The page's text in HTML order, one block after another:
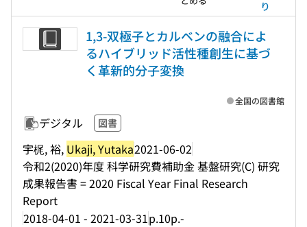
り
1,3-双極子とカルベンの融合によ
るハイブリッド活性種創生に基づ
く革新的分子変換
デジタル 図書
宇梶, 裕, Ukaji, Yutaka2021-06-02
令和2(2020)年度 科学研究費補助金 基盤研究(C) 研究
成果報告書 = 2020 Fiscal Year Final Research
Report
2018-04-01 - 2021-03-31p.10p.-
全国の図書館